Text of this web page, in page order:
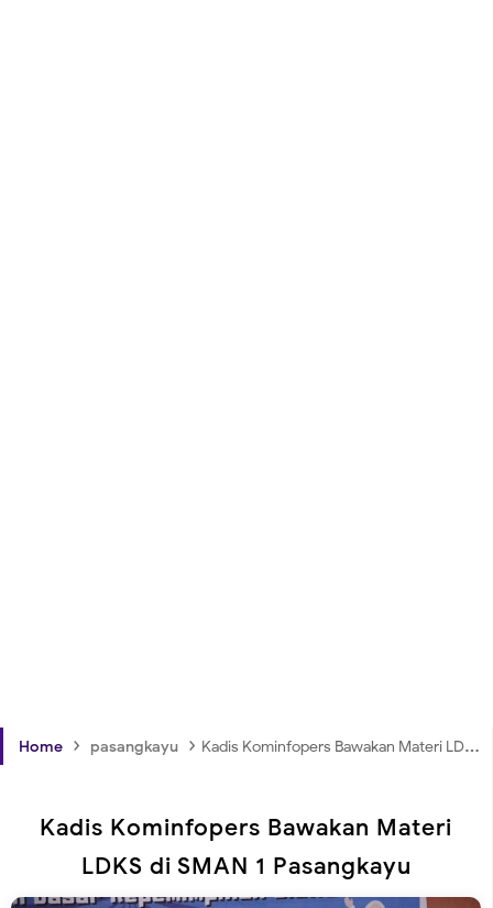
Home › pasangkayu › Kadis Kominfopers Bawakan Materi LDKS di SMAN 1 Pasangkayu
Kadis Kominfopers Bawakan Materi
LDKS di SMAN 1 Pasangkayu